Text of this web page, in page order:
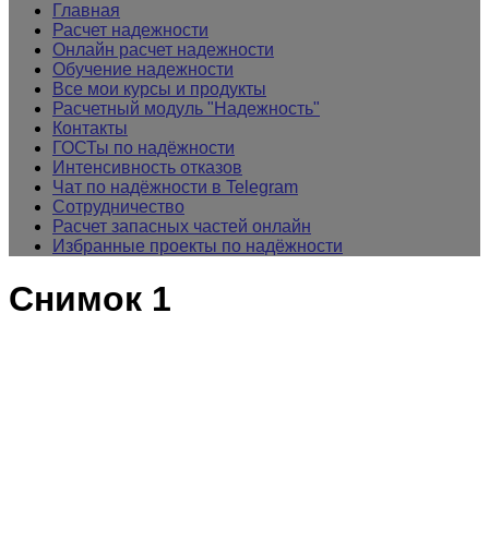
Главная
Расчет надежности
Онлайн расчет надежности
Обучение надежности
Все мои курсы и продукты
Расчетный модуль "Надежность"
Контакты
ГОСТы по надёжности
Интенсивность отказов
Чат по надёжности в Telegram
Сотрудничество
Расчет запасных частей онлайн
Избранные проекты по надёжности
Снимок 1